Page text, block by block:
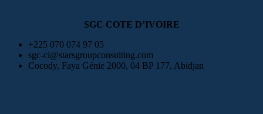
SGC COTE D’IVOIRE
+225 070 074 97 05
sgc-ci@starsgroupconsulting.com
Cocody, Faya Génie 2000, 04 BP 177, Abidjan